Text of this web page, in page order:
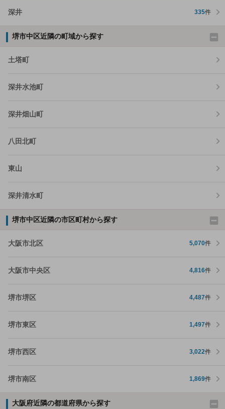
深井 335件
堺市中区近隣の町域から探す
土塔町
深井水池町
深井畑山町
八田北町
東山
深井清水町
堺市中区近隣の市区町村から探す
大阪市北区 5,070件
大阪市中央区 4,816件
堺市堺区 4,487件
堺市東区 1,497件
堺市西区 3,022件
堺市南区 1,869件
大阪府近隣の都道府県から探す